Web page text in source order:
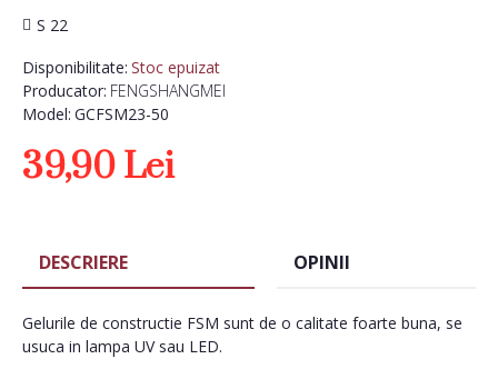
Disponibilitate: Stoc epuizat
Producator: FENGSHANGMEI
Model: GCFSM23-50
S 22
39,90 Lei
DESCRIERE OPINII
Gelurile de constructie FSM sunt de o calitate foarte buna, se
usuca in lampa UV sau LED.